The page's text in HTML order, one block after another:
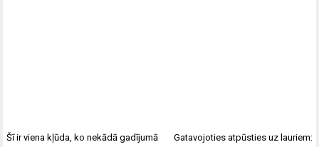
Šī ir viena kļūda, ko nekādā gadījumā
Gatavojoties atpūsties uz lauriem: